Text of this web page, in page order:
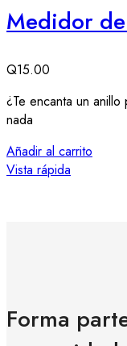
Medidor
Q15.00
¿Te encanta un
nada
Añadir al carrito
Vista rápida
Forma